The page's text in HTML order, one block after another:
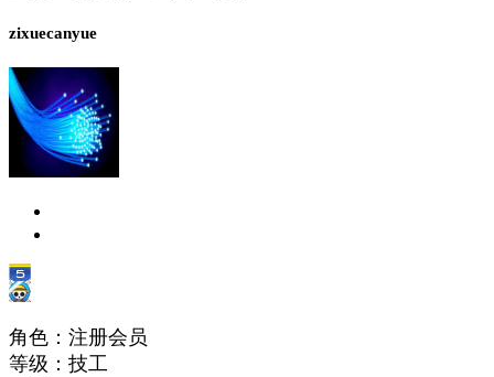
zixuecanyue
角色：注册会员
等级：技工